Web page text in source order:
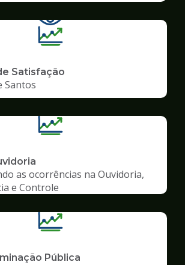
Satisfação
Santos
as ocorrências na Ouvidoria,
e Controle
Pública